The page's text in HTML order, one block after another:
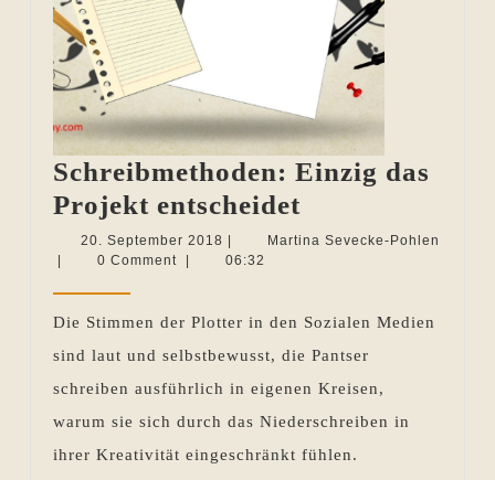
Schreibmethoden: Einzig das
Projekt entscheidet
Einzig
entscheidet
20. September 2018 20.
September
Martina Sevecke-Pohlen
Martina
Pohlen
0 Comment 06:32
Die Stimmen der Plotter in den Sozialen Medien
sind laut und selbstbewusst, die Pantser
schreiben ausführlich in eigenen Kreisen,
warum sie sich durch das Niederschreiben in
ihrer Kreativität eingeschränkt fühlen.